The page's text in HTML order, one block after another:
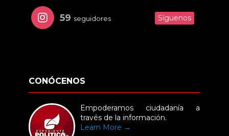
59 seguidores Síguenos
CONÓCENOS
Empoderamos ciudadanía a
través de la información.
Learn More →